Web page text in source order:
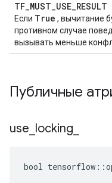
TF_MUST_USE_RESULT
Если True , вычитание
противном случае
вызывать меньше
Публичные
use locking
bool